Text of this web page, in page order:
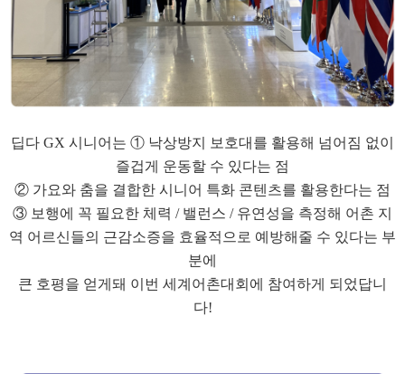
딥다 GX 시니어는 ① 낙상방지 보호대를 활용해 넘어짐 없이
즐겁게 운동할 수 있다는 점
② 가요와 춤을 결합한 시니어 특화 콘텐츠를 활용한다는 점
③ 보행에 꼭 필요한 체력 / 밸런스 / 유연성을 측정해 어촌 지
역 어르신들의 근감소증을 효율적으로 예방해줄 수 있다는 부
분에
큰 호평을 얻게돼 이번 세계어촌대회에 참여하게 되었답니
다!